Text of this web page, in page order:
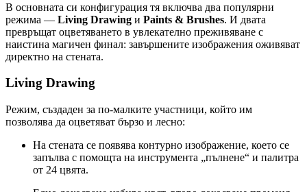
В основната си конфигурация тя включва два популярни
режима — Living Drawing и Paints & Brushes. И двата
превръщат оцветяването в увлекателно преживяване с
наистина магичен финал: завършените изображения оживяват
директно на стената.
Living Drawing
Режим, създаден за по-малките участници, който им
позволява да оцветяват бързо и лесно:
На стената се появява контурно изображение, което се
запълва с помощта на инструмента „пълнене“ и палитра
от 24 цвята.